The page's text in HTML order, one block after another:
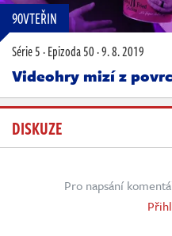
90VTEŘIN
Série 5·Epizoda 50·9. 8. 2019
Videohry mizí z
DISKUZE
Pro napsání